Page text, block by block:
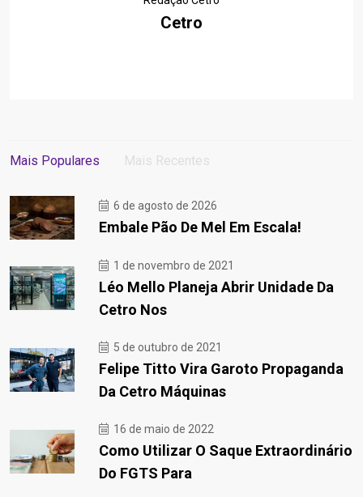
Cetro
Mais Populares Mais Recentes
6 de agosto de 2026
Embale Pão De Mel Em Escala!
1 de novembro de 2021
Léo Mello Planeja Abrir Unidade Da
Cetro Nos
5 de outubro de 2021
Felipe Titto Vira Garoto Propaganda
Da Cetro Máquinas
16 de maio de 2022
Como Utilizar O Saque Extraordinário
Do FGTS Para